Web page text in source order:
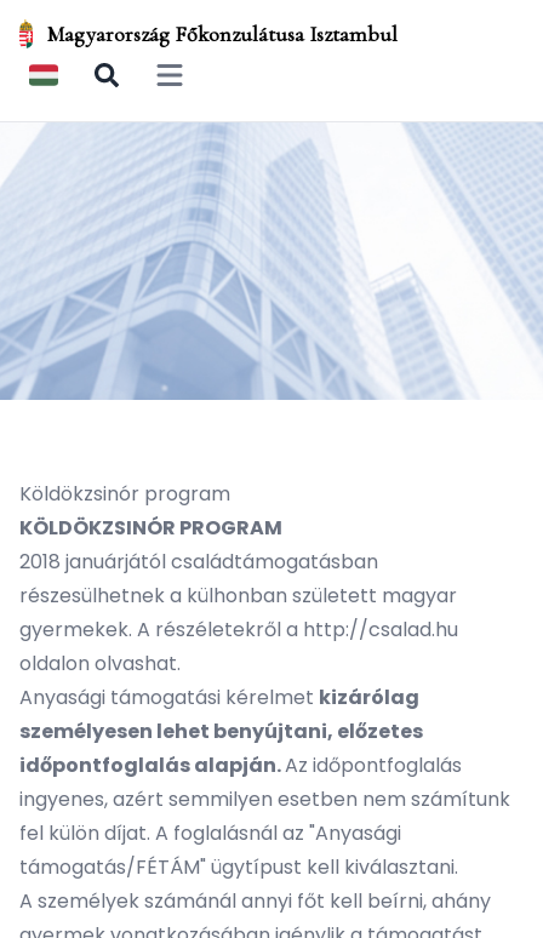
Magyarország Főkonzulátusa Isztambul
Open main menu
Köldökzsinór program
KÖLDÖKZSINÓR PROGRAM
2018 januárjától családtámogatásban
részesülhetnek a külhonban született magyar
gyermekek. A részéletekről a http://csalad.hu
oldalon olvashat.
Anyasági támogatási kérelmet kizárólag
személyesen lehet benyújtani, előzetes
időpontfoglalás alapján.Az időpontfoglalás
ingyenes, azért semmilyen esetben nem számítunk
fel külön díjat. A foglalásnál az "Anyasági
támogatás/FÉTÁM" ügytípust kell kiválasztani.
A személyek számánál annyi főt kell beírni, ahány